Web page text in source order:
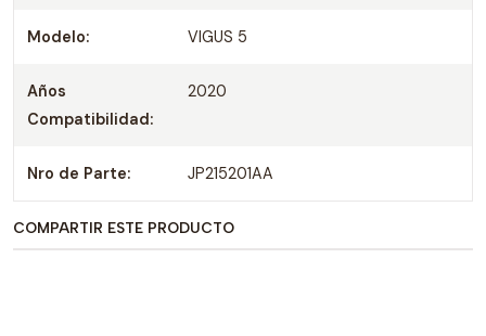
Modelo: VIGUS 5
Años
Compatibilidad:
2020
Nro de Parte: JP215201AA
COMPARTIR ESTE PRODUCTO